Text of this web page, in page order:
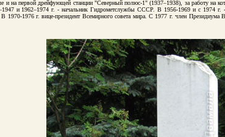
на первой дрейфующей станции "Северный полюс-1" (1937–1938), за работу на
и 1962–1974 г. - начальник Гидрометслужбы СССР. В 1956-1969 и с 1974 г. -
1976 г. вице-президент Всемирного совета мира. С 1977 г. член Президиума